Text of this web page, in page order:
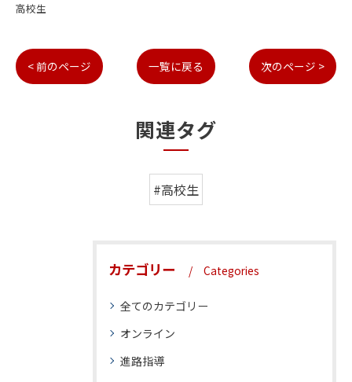
高校生
< 前のページ 一覧に戻る 次のページ >
関連タグ
#高校生
カテゴリー Categories
全てのカテゴリー
オンライン
進路指導